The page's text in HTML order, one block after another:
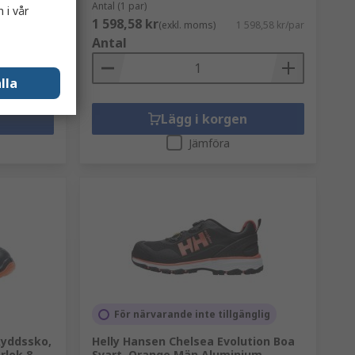
Antal (1 par)
1 598,58 kr(exkl. moms) 1 598,58 kr/par
Antal
Lägg i korgen
Jämföra
För närvarande inte tillgänglig
Helly Hansen Chelsea Evolution Boa
i vår